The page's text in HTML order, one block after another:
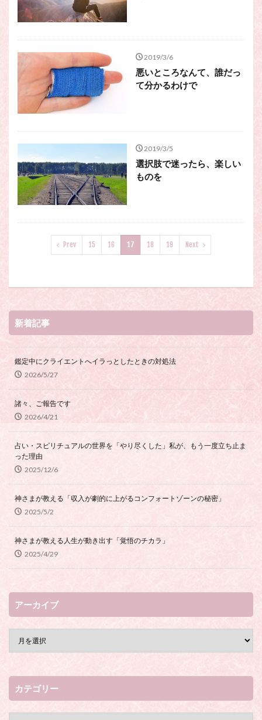
2019/3/6
悪いところなんて、誰だっ
て分かるわけで
2019/3/5
選択肢で迷ったら、楽しい
ものを
Prev 15 16 17 18 19 Next
新着記事
鑑定中にクライエントへイラっとしたときの対処法
2026/5/27
諸々、ご報告です
2026/4/21
占い・スピリチュアルの世界を「やり尽くした」私が、もう一度立ち止ま
った理由
2025/12/6
神さまが教える「収入が劇的に上がるコンフォートゾーンの秘密」
2025/5/2
神さまが教える人生が動き出す「覚悟のチカラ」
2025/4/29
アーカイブ
カテゴリー